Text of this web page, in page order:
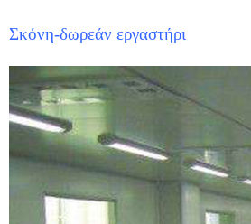
Σκόνη-δωρεάν εργαστήρι